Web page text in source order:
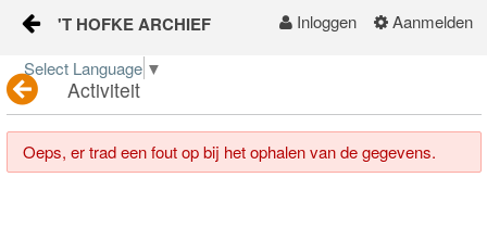
Naar content
Inloggen Aanmelden
'T HOFKE ARCHIEF
home
buurtinfo
Activiteit
Oeps, er trad een fout op bij het ophalen van de gegevens.
Select Language ▼